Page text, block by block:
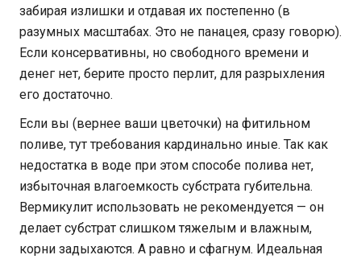
забирая излишки и отдавая их постепенно (в
разумных масштабах. Это не панацея, сразу говорю).
Если консервативны, но свободного времени и
денег нет, берите просто перлит, для разрыхления
его достаточно.
Если вы (вернее ваши цветочки) на фитильном
поливе, тут требования кардинально иные. Так как
недостатка в воде при этом способе полива нет,
избыточная влагоемкость субстрата губительна.
Вермикулит использовать не рекомендуется — он
делает субстрат слишком тяжелым и влажным,
корни задыхаются. А равно и сфагнум. Идеальная